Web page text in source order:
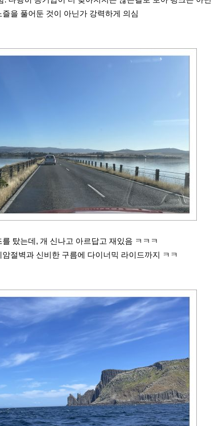
을 풀어둔 것이 아닌가 강력하게 의심
탔는데, 개 신나고 아르답고 재있음 ㅋㅋㅋ
절벽과 신비한 구름에 다이너믹 라이드까지 ㅋㅋ